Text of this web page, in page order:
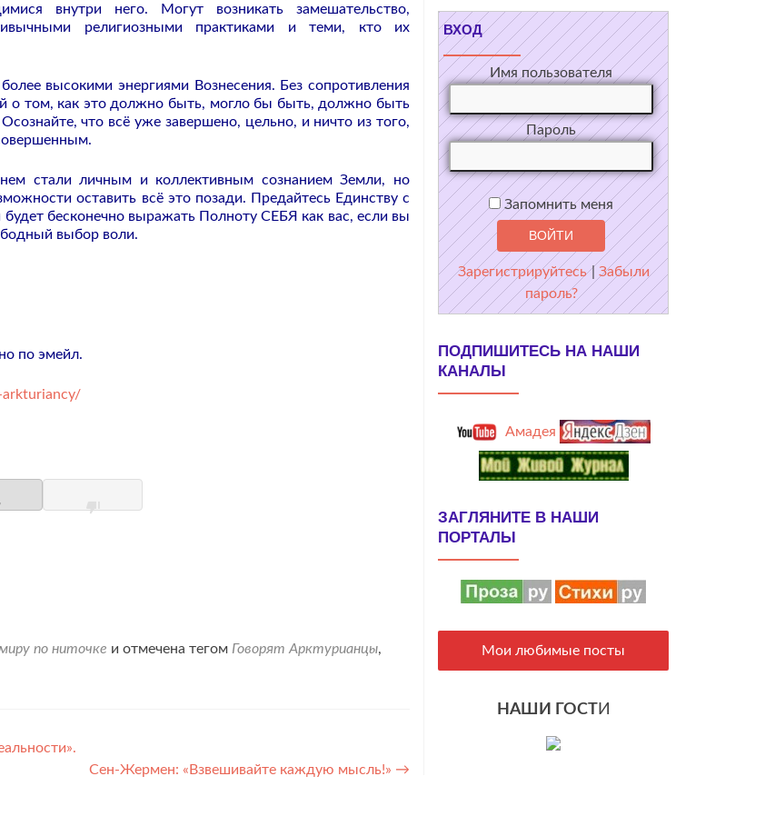
внутри него. Могут возникать замешательство,
религиозными практиками и теми, кто их
высокими энергиями Вознесения. Без сопротивления
о том, как это должно быть, могло бы быть, должно быть
что всё уже завершено, цельно, и ничто из того,
стали личным и коллективным сознанием Земли, но
оставить всё это позади. Предайтесь Единству с
бесконечно выражать Полноту СЕБЯ как вас, если вы
выбор воли.
по эмейл.
arkturiancy/
по ниточке и отмечена тегом Говорят Арктурианцы,
Сен-Жермен: «Взвешивайте каждую мысль!» →
ВХОД
Имя пользователя
Пароль
Запомнить меня
Зарегистрируйтесь | Забыли
пароль?
ПОДПИШИТЕСЬ НА НАШИ
КАНАЛЫ
Амадея
ЗАГЛЯНИТЕ В НАШИ
ПОРТАЛЫ
Мои любимые посты
НАШИ ГОСТИ